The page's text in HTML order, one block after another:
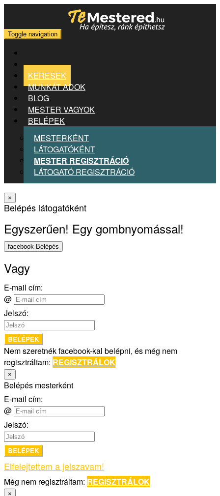
Toggle navigation
KERESEK
MUNKÁT ADOK
BLOG
MESTER VAGYOK
BELÉPEK
MESTERKÉNT
LÁTOGATÓKÉNT
MESTER REGISZTRÁCIÓ
LÁTOGATÓ REGISZTRÁCIÓ
×
Belépés látogatóként
Egyszerűen! Egy gombnyomással!
facebook Belépés
Vagy
E-mail cím:
@
Jelszó:
BELÉPEK
Nem szeretnék facebook-kal belépni, és még nem
regisztráltam: REGISZTRÁLOK
×
Belépés mesterként
E-mail cím:
@
Jelszó:
BELÉPEK
Elfelejtettem a jelszavam!
Még nem regisztráltam: REGISZTRÁLOK
×